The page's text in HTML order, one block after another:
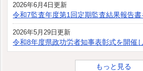
2026年6月4日更新
令和7監査年度第1回定期監査結果報告
2026年5月29日更新
令和8年度県政功労者知事表彰式を開催
もっと見る